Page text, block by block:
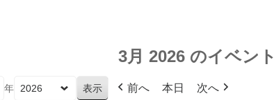
3月 2026 のイベント
年 前へ 本日 次へ